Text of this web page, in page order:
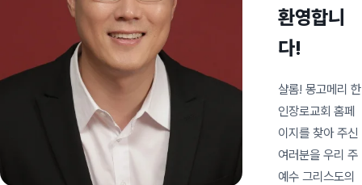
환영합니
다!
샬롬! 몽고메리 한
인장로교회 홈페
이지를 찾아 주신
여러분을 우리 주
예수 그리스도의